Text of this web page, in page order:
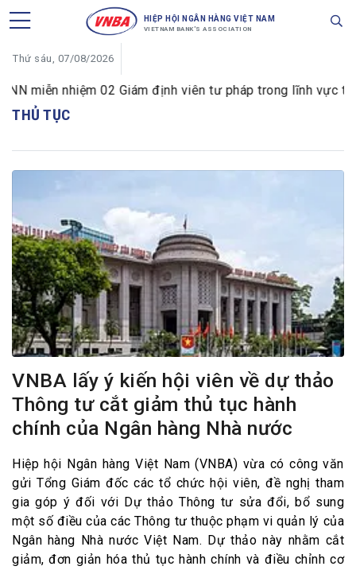
HIỆP HỘI NGÂN HÀNG VIỆT NAM
VIETNAM BANK'S ASSOCIATION
Thứ sáu, 07/08/2026
miễn nhiệm 02 Giám định viên tư pháp trong lĩnh vực tiền
THỦ TỤC
VNBA lấy ý kiến hội viên về dự thảo
Thông tư cắt giảm thủ tục hành
chính của Ngân hàng Nhà nước
Hiệp hội Ngân hàng Việt Nam (VNBA) vừa có công văn
gửi Tổng Giám đốc các tổ chức hội viên, đề nghị tham
gia góp ý đối với Dự thảo Thông tư sửa đổi, bổ sung
một số điều của các Thông tư thuộc phạm vi quản lý của
Ngân hàng Nhà nước Việt Nam. Dự thảo này nhằm cắt
giảm, đơn giản hóa thủ tục hành chính và điều chỉnh cơ